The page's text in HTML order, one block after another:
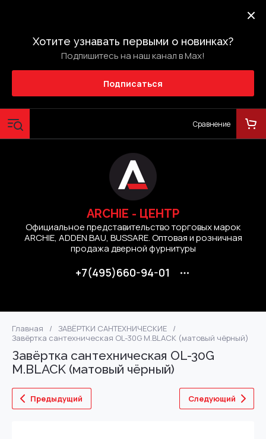
Хотите узнавать первыми о новинках?
Подпишитесь на наш канал в Max!
Подписаться
ARCHIE - ЦЕНТР
Официальное представительство торговых марок
ARCHIE, ADDEN BAU, BUSSARE. Оптовая и розничная
продажа дверной фурнитуры
+7(495)660-94-01
Сравнение
Главная / ЗАВЁРТКИ САНТЕХНИЧЕСКИЕ
/
Завёртка сантехническая OL-30G M.BLACK (матовый чёрный)
Завёртка сантехническая OL-30G
M.BLACK (матовый чёрный)
Предыдущий Следующий